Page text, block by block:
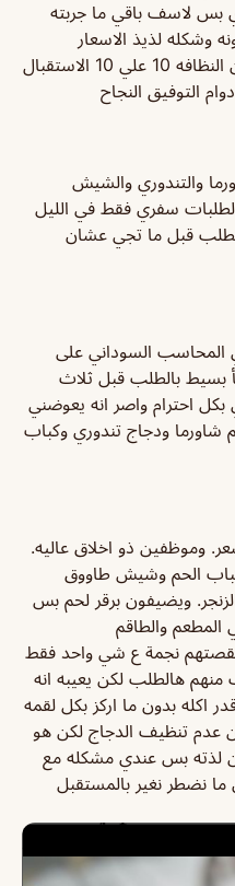
بس لاسف باقي ما جربته
وشكله لذيذ الاسعار
متوسطه الجوده ممتازه ويتساهلون النظافه 10 علي 10 الاستقبال
التوفيق النجاح
والتندوري والشيش
الطلبات سفري فقط في الليل
قبل ما تجي عشان
المحاسب السوداني على
بسيط بالطلب قبل ثلاث
بكل احترام واصر انه يعوضني
ودجاج تندوري وكباب
وموظفين ذو اخلاق عاليه.
الحم وشيش طاووق
ويضيفون برقر لحم بس
المطعم والطاقم
نقصتهم نجمة ع شي واحد فقط
منهم هالطلب لكن يعيبه انه
اكله بدون ما اركز بكل لقمه
عدم تنظيف الدجاج لكن هو
من لذته بس عندي مشكله مع
نضطر نغير بالمستقبل